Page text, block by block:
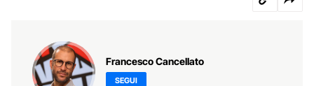
Francesco Cancellato
SEGUI